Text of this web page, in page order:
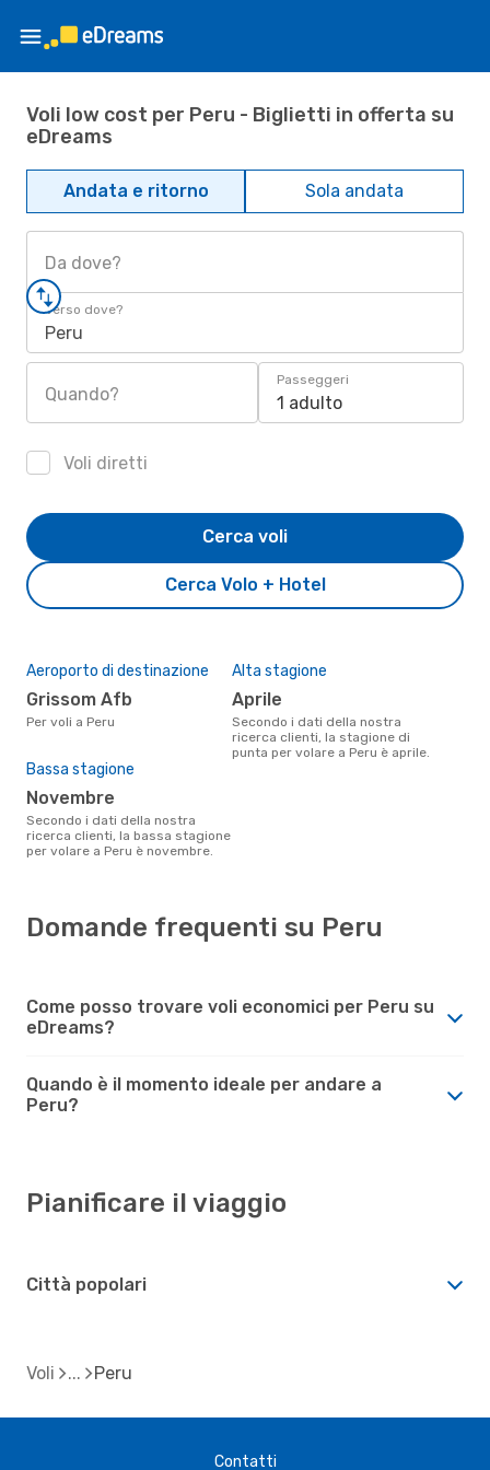
Voli low cost per Peru - Biglietti in offerta su
eDreams
Andata e ritorno Sola andata
Da dove?
Verso dove?
Peru
Quando?
Passeggeri
1 adulto
Voli diretti
Cerca Volo + Hotel
Cerca voli
Aeroporto di destinazione
Grissom Afb
Per voli a Peru
Alta stagione
aprile
Secondo i dati della nostra
ricerca clienti, la stagione di
punta per volare a Peru è aprile.
Bassa stagione
novembre
Secondo i dati della nostra
ricerca clienti, la bassa stagione
per volare a Peru è novembre.
Domande frequenti su Peru
Come posso trovare voli economici per Peru su
eDreams?
Quando è il momento ideale per andare a
Peru?
Pianificare il viaggio
Città popolari
Voli Peru
Contatti